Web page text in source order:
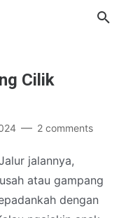
Cilik
2 comments
jalannya,
atau gampang
dengan